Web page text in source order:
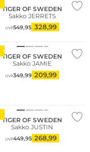
TIGER OF SWEDEN
Sakko JERRETS
UVP549,95 328,99
TIGER OF SWEDEN
Sakko JAMIE
UVP349,99 209,99
TIGER OF SWEDEN
Sakko JUSTIN
UVP449,95 268,99